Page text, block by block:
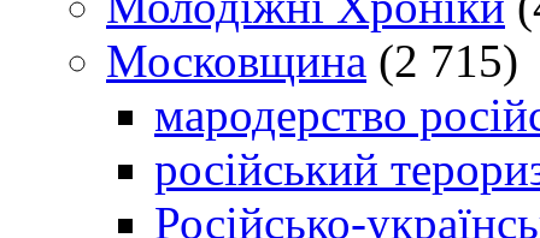
Московщина (2 715)
мародерство
російський
Російсько-